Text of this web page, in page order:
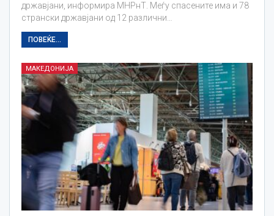
државјани, информира МНРнТ. Меѓу спасените има и 78
странски државјани од 12 различни…
ПОВЕЌЕ...
МАКЕДОНИЈА